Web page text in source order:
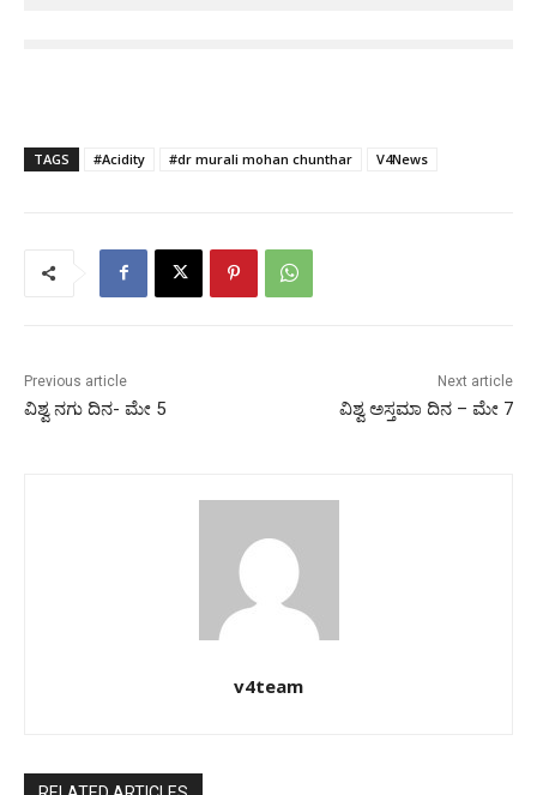
TAGS #Acidity #dr murali mohan chunthar V4News
Previous article
ವಿಶ್ವ ನಗು ದಿನ- ಮೇ 5
Next article
ವಿಶ್ವ ಅಸ್ತಮಾ ದಿನ – ಮೇ 7
v4team